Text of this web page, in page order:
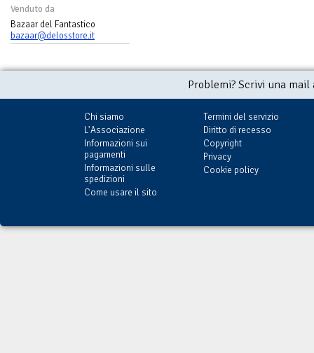
Venduto da
Bazaar del Fantastico
bazaar@delosstore.it
Problemi? Scrivi una
Chi siamo
L'Associazione
Informazioni sui
pagamenti
Informazioni sulle
spedizioni
Come usare il sito
Termini del servizio
Diritto di recesso
Copyright
Privacy
Cookie policy